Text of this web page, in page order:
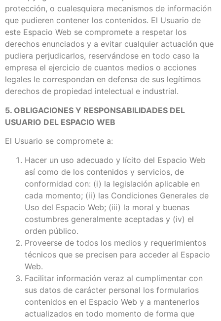
protección, o cualesquiera mecanismos de información
que pudieren contener los contenidos. El Usuario de
este Espacio Web se compromete a respetar los
derechos enunciados y a evitar cualquier actuación que
pudiera perjudicarlos, reservándose en todo caso la
empresa el ejercicio de cuantos medios o acciones
legales le correspondan en defensa de sus legítimos
derechos de propiedad intelectual e industrial.
5. OBLIGACIONES Y RESPONSABILIDADES DEL
USUARIO DEL ESPACIO WEB
El Usuario se compromete a:
Hacer un uso adecuado y lícito del Espacio Web
así como de los contenidos y servicios, de
conformidad con: (i) la legislación aplicable en
cada momento; (ii) las Condiciones Generales de
Uso del Espacio Web; (iii) la moral y buenas
costumbres generalmente aceptadas y (iv) el
orden público.
Proveerse de todos los medios y requerimientos
técnicos que se precisen para acceder al Espacio
Web.
Facilitar información veraz al cumplimentar con
sus datos de carácter personal los formularios
contenidos en el Espacio Web y a mantenerlos
actualizados en todo momento de forma que